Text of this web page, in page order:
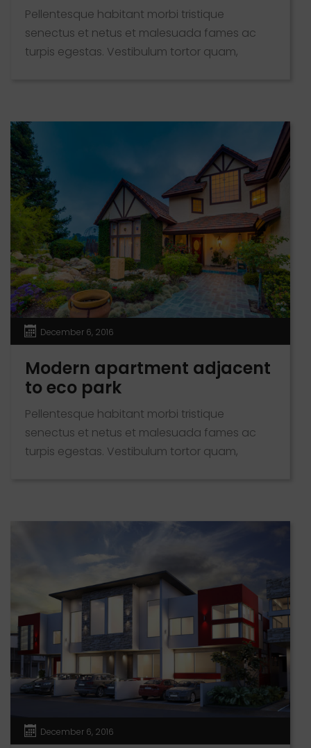
Pellentesque habitant morbi tristique
senectus et netus et malesuada fames ac
turpis egestas. Vestibulum tortor quam,
placerat eleifend leo. Quisque sit amet est et
sapien ullamcorper pharetra. Vestibulum erat
wisi, condimentum sed, commodo [...]
December 6, 2016
Modern apartment adjacent
to eco park
Pellentesque habitant morbi tristique
senectus et netus et malesuada fames ac
turpis egestas. Vestibulum tortor quam,
placerat eleifend leo. Quisque sit amet est et
wisi, condimentum sed, commodo [...]
December 6, 2016